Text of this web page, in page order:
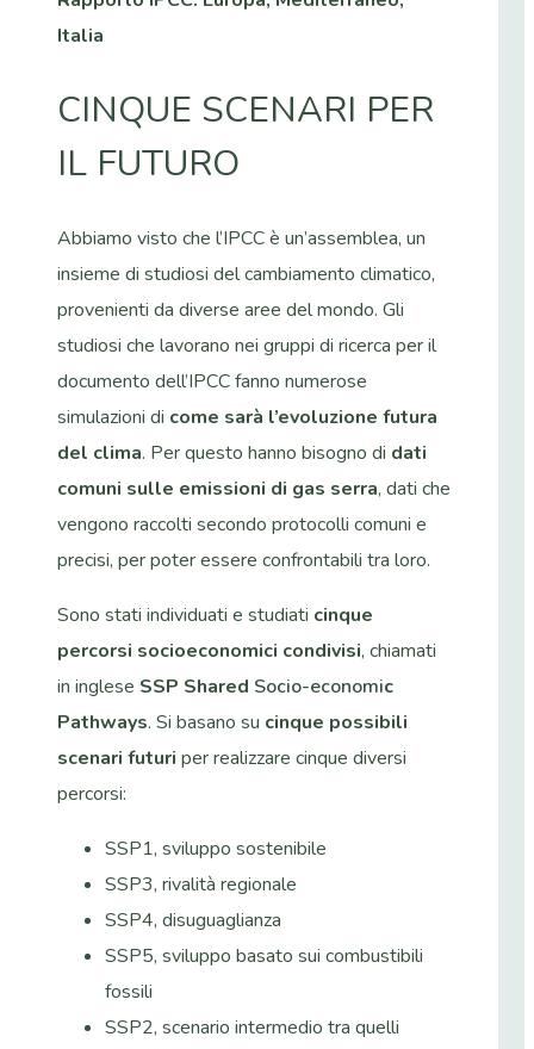
Italia
CINQUE SCENARI PER
IL FUTURO
Abbiamo visto che l’IPCC è un’assemblea, un
insieme di studiosi del cambiamento climatico,
provenienti da diverse aree del mondo. Gli
studiosi che lavorano nei gruppi di ricerca per il
documento dell’IPCC fanno numerose
simulazioni di come sarà l’evoluzione futura
del clima. Per questo hanno bisogno di dati
comuni sulle emissioni di gas serra, dati che
vengono raccolti secondo protocolli comuni e
precisi, per poter essere confrontabili tra loro.
Sono stati individuati e studiati cinque
percorsi socioeconomici condivisi, chiamati
in inglese SSP Shared Socio-economic
Pathways. Si basano su cinque possibili
scenari futuri per realizzare cinque diversi
percorsi:
SSP1, sviluppo sostenibile
SSP3, rivalità regionale
SSP4, disuguaglianza
SSP5, sviluppo basato sui combustibili
fossili
SSP2, scenario intermedio tra quelli